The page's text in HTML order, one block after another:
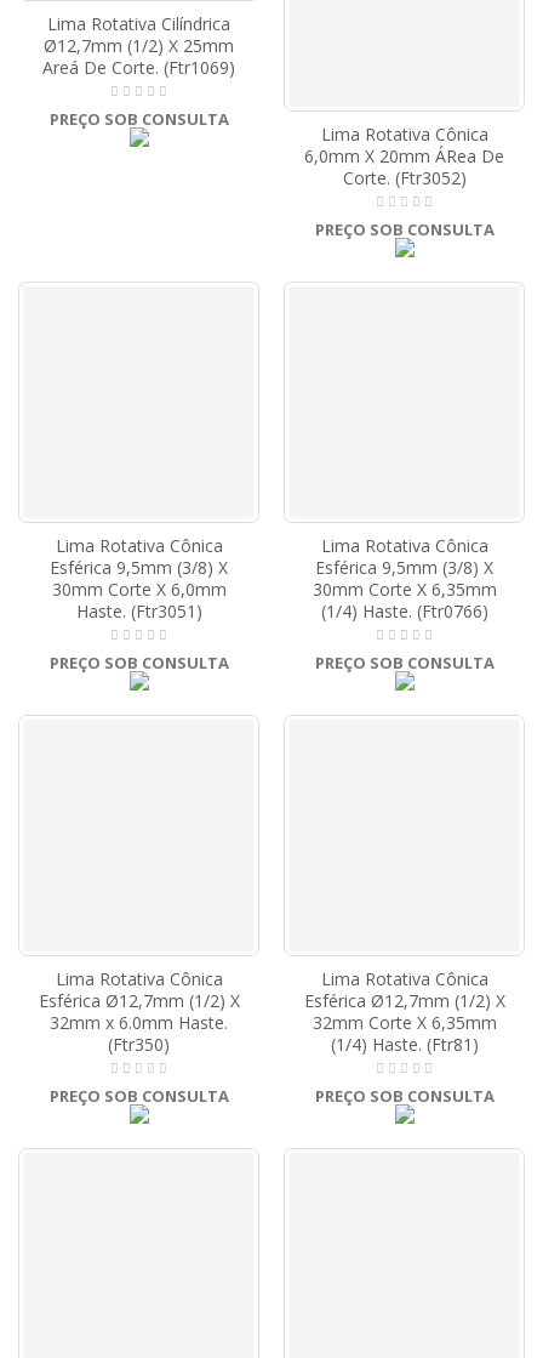
Lima Rotativa Cilíndrica
Ø12,7mm (1/2) X 25mm
Areá De Corte. (Ftr1069)
PREÇO SOB CONSULTA
Lima Rotativa Cônica
6,0mm X 20mm ÁRea De
Corte. (Ftr3052)
PREÇO SOB CONSULTA
Lima Rotativa Cônica
Esférica 9,5mm (3/8) X
30mm Corte X 6,0mm
Haste. (Ftr3051)
PREÇO SOB CONSULTA
Lima Rotativa Cônica
Esférica 9,5mm (3/8) X
30mm Corte X 6,35mm
(1/4) Haste. (Ftr0766)
PREÇO SOB CONSULTA
Lima Rotativa Cônica
Esférica Ø12,7mm (1/2) X
32mm x 6.0mm Haste.
(Ftr350)
PREÇO SOB CONSULTA
Lima Rotativa Cônica
Esférica Ø12,7mm (1/2) X
32mm Corte X 6,35mm
(1/4) Haste. (Ftr81)
PREÇO SOB CONSULTA